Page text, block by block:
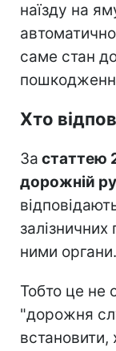
наїзду на
саме стан
Хто
За статтею
дорожній
ними органи.
Тобто це не
"дорожня
встановити,